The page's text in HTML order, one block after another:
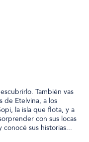
También vas
de Etelvina, a los
la isla que flota, y a
con sus locas
sus historias...